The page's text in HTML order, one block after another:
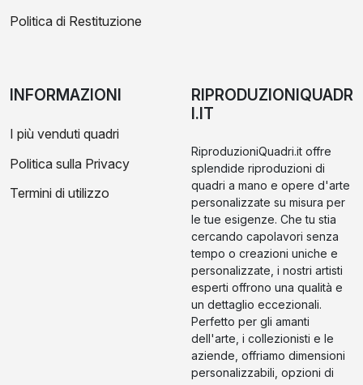
Politica di Restituzione
INFORMAZIONI
I più venduti quadri
Politica sulla Privacy
Termini di utilizzo
RIPRODUZIONIQUADR
I.IT
RiproduzioniQuadri.it offre
splendide riproduzioni di
quadri a mano e opere d'arte
personalizzate su misura per
le tue esigenze. Che tu stia
cercando capolavori senza
tempo o creazioni uniche e
personalizzate, i nostri artisti
esperti offrono una qualità e
un dettaglio eccezionali.
Perfetto per gli amanti
dell'arte, i collezionisti e le
aziende, offriamo dimensioni
personalizzabili, opzioni di